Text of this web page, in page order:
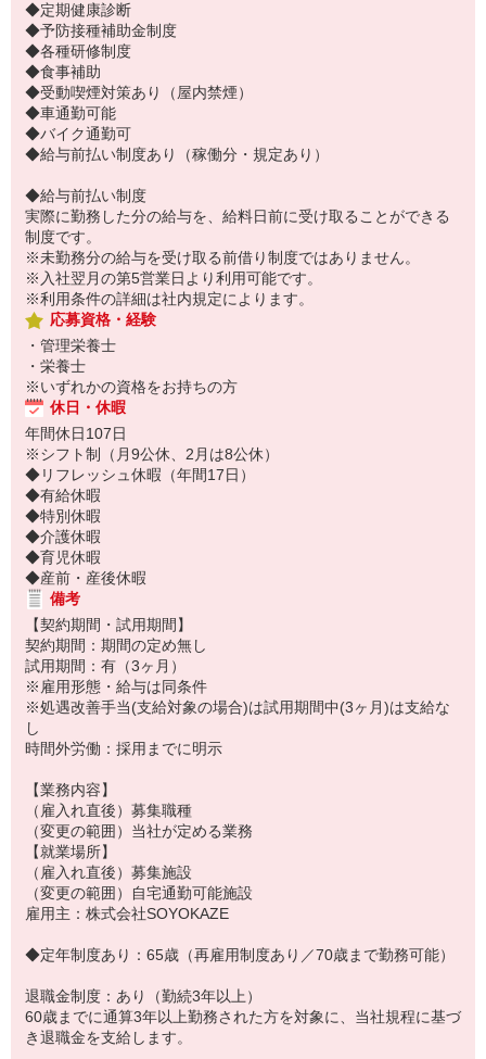
◆定期健康診断
◆予防接種補助金制度
◆各種研修制度
◆食事補助
◆受動喫煙対策あり（屋内禁煙）
◆車通勤可能
◆バイク通勤可
◆給与前払い制度あり（稼働分・規定あり）
◆給与前払い制度
実際に勤務した分の給与を、給料日前に受け取ることができる
制度です。
※未勤務分の給与を受け取る前借り制度ではありません。
※入社翌月の第5営業日より利用可能です。
※利用条件の詳細は社内規定によります。
応募資格・経験
・管理栄養士
・栄養士
※いずれかの資格をお持ちの方
休日・休暇
年間休日107日
※シフト制（月9公休、2月は8公休）
◆リフレッシュ休暇（年間17日）
◆有給休暇
◆特別休暇
◆介護休暇
◆育児休暇
◆産前・産後休暇
備考
【契約期間・試用期間】
契約期間：期間の定め無し
試用期間：有（3ヶ月）
※雇用形態・給与は同条件
※処遇改善手当(支給対象の場合)は試用期間中(3ヶ月)は支給な
し
時間外労働：採用までに明示
【業務内容】
（雇入れ直後）募集職種
（変更の範囲）当社が定める業務
【就業場所】
（雇入れ直後）募集施設
（変更の範囲）自宅通勤可能施設
雇用主：株式会社SOYOKAZE
◆定年制度あり：65歳（再雇用制度あり／70歳まで勤務可能）
退職金制度：あり（勤続3年以上）
60歳までに通算3年以上勤務された方を対象に、当社規程に基づ
き退職金を支給します。